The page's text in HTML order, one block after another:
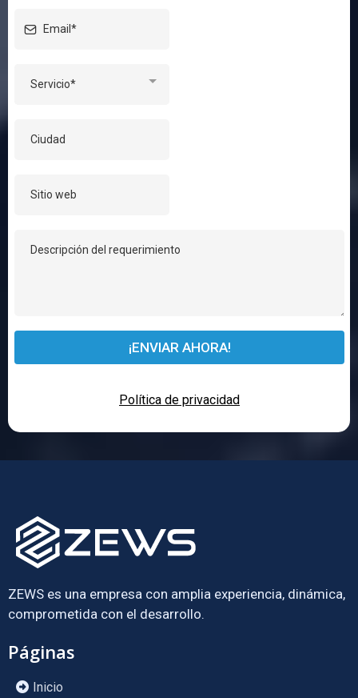
Servicio*
¡ENVIAR AHORA!
Política de privacidad
ZEWS es una empresa con amplia experiencia, dinámica,
comprometida con el desarrollo.
Páginas
Inicio